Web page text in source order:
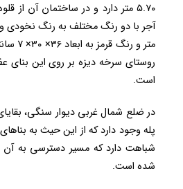
۵.۷۰ متر دارد و در ساختمان آن
متر و
روستای سرخه دیزه بر روی این
است.
در ضلع شمال غربی دیوار سنگی،
پله وجود دارد که از این حیث به
شباهت دارد که مسیر دسترسی به
شده است.